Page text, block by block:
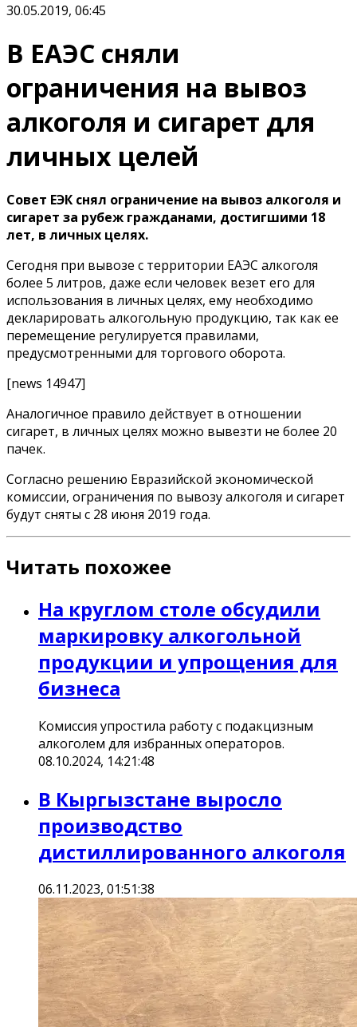
30.05.2019, 06:45
В ЕАЭС сняли
ограничения на вывоз
алкоголя и сигарет для
личных целей
Совет ЕЭК снял ограничение на вывоз алкоголя и
сигарет за рубеж гражданами, достигшими 18
лет, в личных целях.
Сегодня при вывозе с территории ЕАЭС алкоголя
более 5 литров, даже если человек везет его для
использования в личных целях, ему необходимо
декларировать алкогольную продукцию, так как ее
перемещение регулируется правилами,
предусмотренными для торгового оборота.
[news 14947]
Аналогичное правило действует в отношении
сигарет, в личных целях можно вывезти не более 20
пачек.
Согласно решению Евразийской экономической
комиссии, ограничения по вывозу алкоголя и сигарет
будут сняты с 28 июня 2019 года.
Читать похожее
На круглом столе обсудили
маркировку алкогольной
продукции и упрощения для
бизнеса
Комиссия упростила работу с подакцизным
алкоголем для избранных операторов.
08.10.2024, 14:21:48
В Кыргызстане выросло
производство
дистиллированного алкоголя
06.11.2023, 01:51:38